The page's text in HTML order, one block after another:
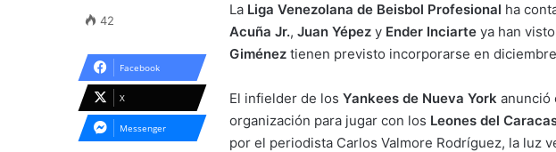
La Liga Venezolana de Beisbol Profesional ha
Acuña Jr., Juan Yépez y Ender Inciarte ya han
Giménez tienen previsto incorporarse en
El infielder de los Yankees de Nueva York anunció
organización para jugar con los Leones del
por el periodista Carlos Valmore Rodríguez, la luz
42
Facebook
X
Messenger